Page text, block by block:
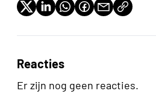
Reacties
Er zijn nog geen reacties.